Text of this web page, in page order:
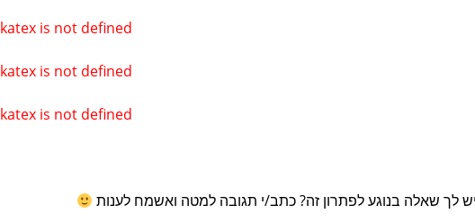
katex is not defined
katex is not defined
katex is not defined
לך שאלה בנוגע לפתרון זה? כתב/י תגובה למטה ואשמח לענות